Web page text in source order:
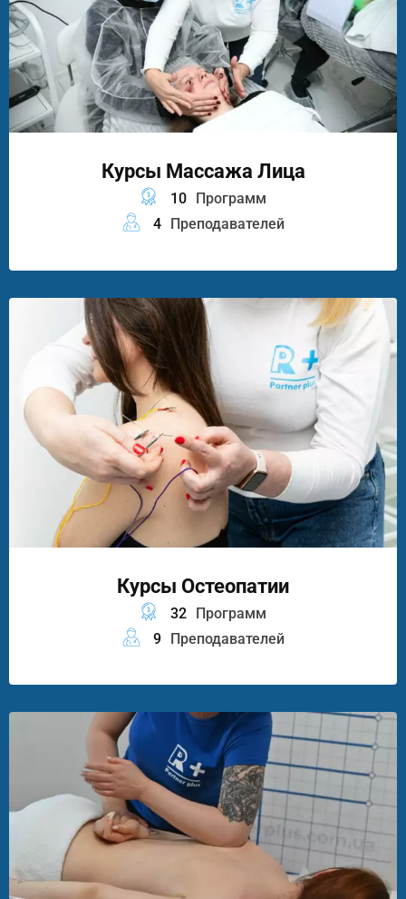
Курсы Массажа Лица
10
Программ
4
Преподавателей
Курсы Остеопатии
32 Программ
9
Преподавателей